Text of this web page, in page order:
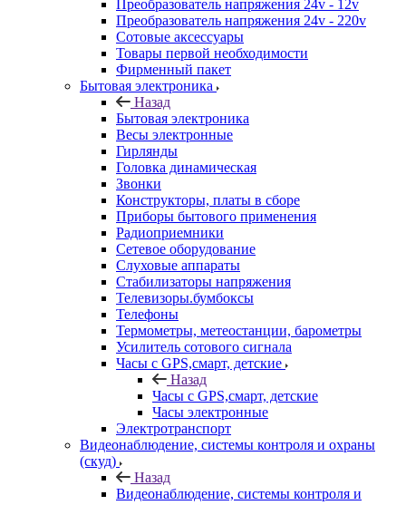
Преобразователь напряжения 24v - 12v
Преобразователь напряжения 24v - 220v
Сотовые аксессуары
Товары первой необходимости
Фирменный пакет
Бытовая электроника
Назад
Бытовая электроника
Весы электронные
Гирлянды
Головка динамическая
Звонки
Конструкторы, платы в сборе
Приборы бытового применения
Радиоприемники
Сетевое оборудование
Слуховые аппараты
Стабилизаторы напряжения
Телевизоры.бумбоксы
Телефоны
Термометры, метеостанции, барометры
Усилитель сотового сигнала
Часы с GPS,смарт, детские
Назад
Часы с GPS,смарт, детские
Часы электронные
Электротранспорт
Видеонаблюдение, системы контроля и охраны
(скуд)
Назад
Видеонаблюдение, системы контроля и